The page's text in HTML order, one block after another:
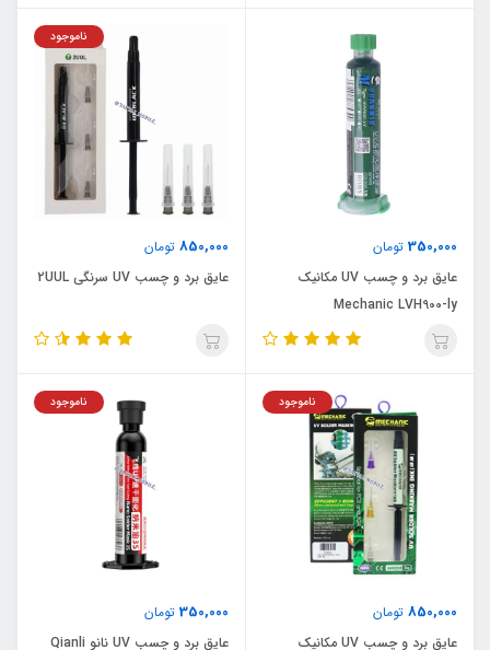
350,000 تومان
عایق برد و چسب UV مکانیک
Mechanic LVH900-ly
850,000 تومان
ناموجود
عایق برد و چسب UV سرنگی 2UUL
850,000 تومان
ناموجود
عایق برد و چسب UV مکانیک
350,000 تومان
ناموجود
عایق برد و چسب UV نانو Qianli